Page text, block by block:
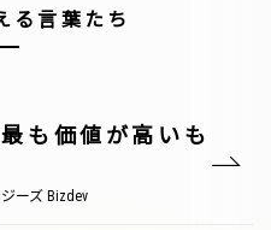
る言葉たち
も価値が高いも
ーズ Bizdev